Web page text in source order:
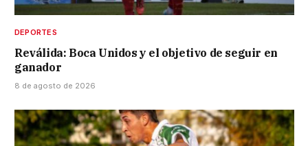
DEPORTES
Reválida: Boca Unidos y el objetivo de seguir en
ganador
8 de agosto de 2026